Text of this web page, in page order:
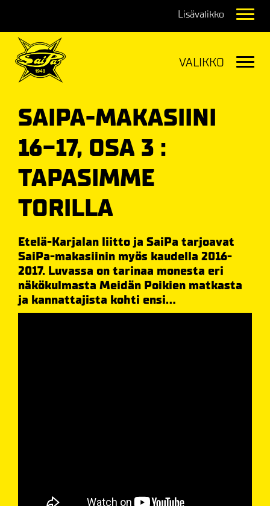
SAIPA-MAKASIINI
16-17, OSA 3 :
TAPASIMME
TORILLA
Etelä-Karjalan liitto ja SaiPa tarjoavat
SaiPa-makasiinin myös kaudella 2016-
2017. Luvassa on tarinaa monesta eri
näkökulmasta Meidän Poikien matkasta
ja kannattajista kohti ensi...